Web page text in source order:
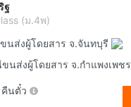
ฐ
(ม.4พ)
นส่งผู้โดยสาร จ.จันทบุรี
นส่งผู้โดยสาร จ.กำแพงเพชร
คืนตั๋ว